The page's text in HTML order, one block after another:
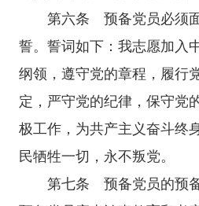
第六条 预备党员必须
誓。誓词如下：我志愿加入
纲领，遵守党的章程，履行
定，严守党的纪律，保守党
极工作，为共产主义奋斗终
民牺牲一切，永不叛党。
第七条 预备党员的预